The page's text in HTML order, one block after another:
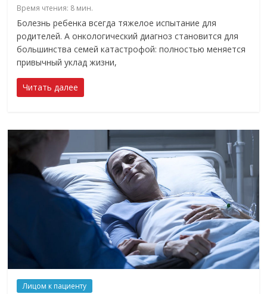
Время чтения: 8 мин.
Болезнь ребенка всегда тяжелое испытание для
родителей. А онкологический диагноз становится для
большинства семей катастрофой: полностью меняется
привычный уклад жизни,
Читать далее
Лицом к пациенту